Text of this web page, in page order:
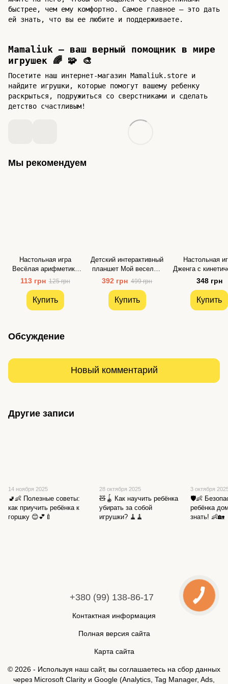
быстрее, чем ему комфортно. Самое главное – это дать
ей знать, что вы ее любите и поддерживаете.
Mamaliuk – ваш верный помощник в мире
игрушек 🌈 🧩 🎨
Посетите наш интернет-магазин Mamaliuk.store и
найдите игрушки, которые помогут вашему ребенку
раскрыться, подружиться со сверстниками и сделать
детство счастливым!
Мы рекомендуем
Настольная игра
Весёлая арифметика
для компании Arial
113 грн 125 грн
Купить
Детский интерактивный
планшет Мой веселый
зоопарк на украинском
языке со звуками
животных стихами и
мелодиями Kids Hits
392 грн 499 грн
Купить
Настольная
Дженга с
песком на
языке Danko
348 грн
Купить
Обсуждение
Новый комментарий
Другие записи
14 ноября 2025
🚽👶 Полезные советы:
как приучить ребёнка к
горшку 😊💕🍼
28 октября 2025
🧸🪀 Как научить ребёнка
убирать за собой
игрушки? 🧹🧹
3 октября
🛡️👶
ребёнка
знать! 👶🏡
+380 (99) 138-86-17
Контактная информация
Полная версия сайта
Карта сайта
© 2026 - Используя наш сайт, вы соглашаетесь на сбор данных
через Microsoft Clarity и Google (Analytics, Tag Manager, Ads,